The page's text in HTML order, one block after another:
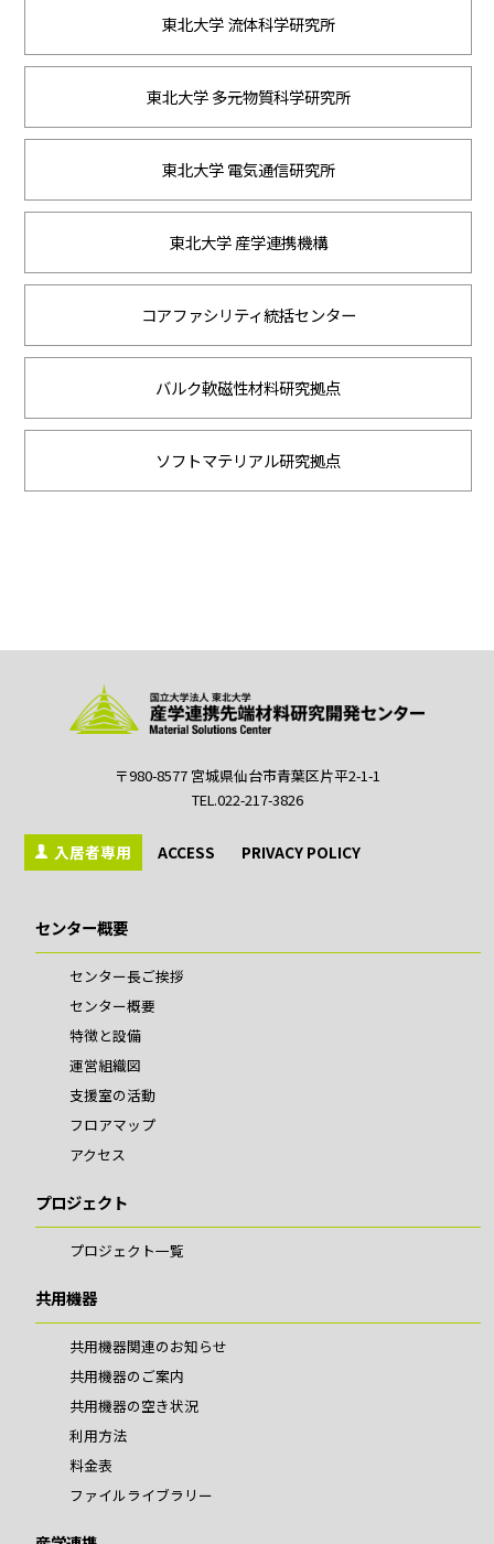
東北大学 流体科学研究所
東北大学 多元物質科学研究所
東北大学 電気通信研究所
東北大学 産学連携機構
コアファシリティ統括センター
バルク軟磁性材料研究拠点
ソフトマテリアル研究拠点
〒980-8577 宮城県仙台市青葉区片平2-1-1
TEL.022-217-3826
入居者専用 ACCESS PRIVACY POLICY
センター概要
センター長ご挨拶
センター概要
特徴と設備
運営組織図
支援室の活動
フロアマップ
アクセス
プロジェクト
プロジェクト一覧
共用機器
共用機器関連のお知らせ
共用機器のご案内
共用機器の空き状況
利用方法
料金表
ファイルライブラリー